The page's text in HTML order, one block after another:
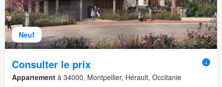
Neuf
Consulter le prix
Appartement à 34000, Montpellier, Hérault, Occitanie